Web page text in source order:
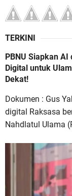
TERKINI
PBNU Siapkan AI
Digital untuk
Dekat!
Dokumen : Gus
digital Raksasa
Nahdlatul Ulama